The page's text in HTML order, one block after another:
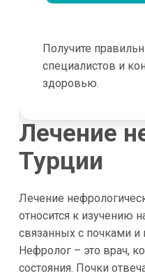
Получите
специалистов и
здоровью.
Лечение
Турции
Лечение
относится к изучению
связанных с почками и
Нефролог – это врач,
состояния. Почки